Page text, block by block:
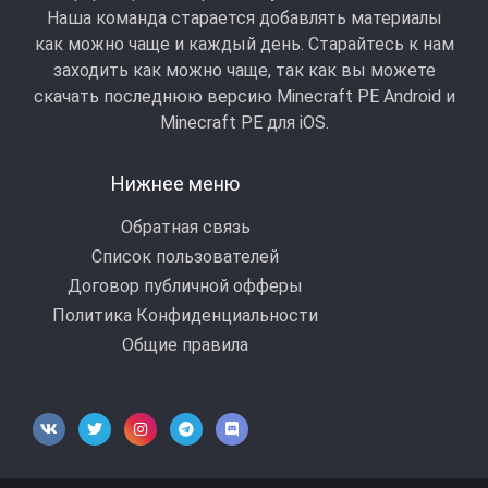
Наша команда старается добавлять материалы
как можно чаще и каждый день. Старайтесь к нам
заходить как можно чаще, так как вы можете
скачать последнюю версию Minecraft PE Android и
Minecraft РЕ для iOS.
Нижнее меню
Обратная связь
Список пользователей
Договор публичной офферы
Политика Конфиденциальности
Общие правила